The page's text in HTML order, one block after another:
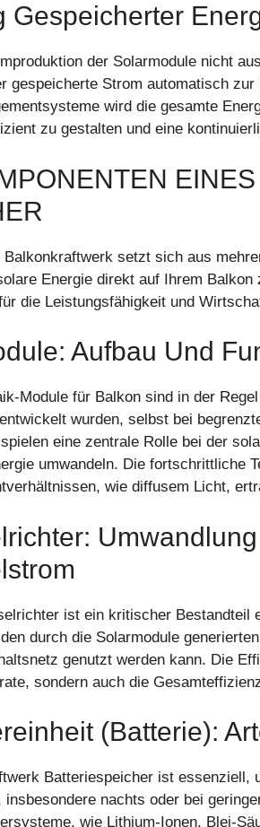
Gespeicherter
der Solarmodule nicht
gespeicherte Strom automatisch
wird die gesamte
zu gestalten und eine
setzt sich aus
Energie direkt auf Ihrem
die Leistungsfähigkeit und
Aufbau Und
Module für Balkon sind in der
wurden, selbst bei
eine zentrale Rolle bei der
umwandeln. Die fortschrittliche
wie diffusem Licht,
ist ein kritischer Bestandteil
durch die Solarmodule
genutzt werden kann. Die
sondern auch die
(Batterie):
Batteriespeicher ist essenziell,
insbesondere nachts oder bei
wie Lithium-Ionen, Blei-